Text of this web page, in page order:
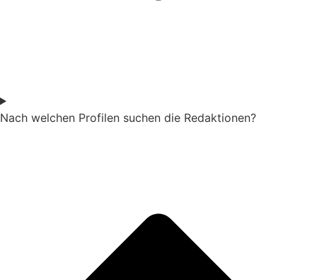
Nach welchen Profilen suchen die Redaktionen?